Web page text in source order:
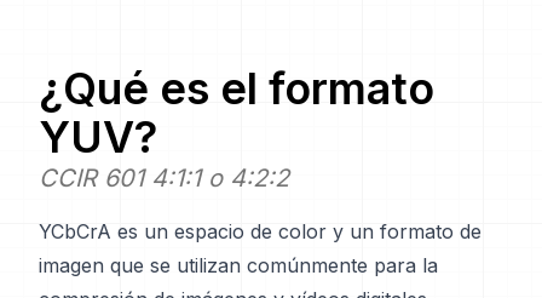
¿Qué es el formato
YUV?
CCIR 601 4:1:1 o 4:2:2
YCbCrA es un espacio de color y un formato de
imagen que se utilizan comúnmente para la